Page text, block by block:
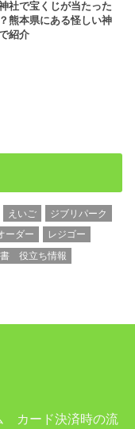
社で宝くじが当たった
熊本県にある怪しい神
紹介
えいご
ジブリパーク
ーダー
レジゴー
役立ち情報
カード決済時の流